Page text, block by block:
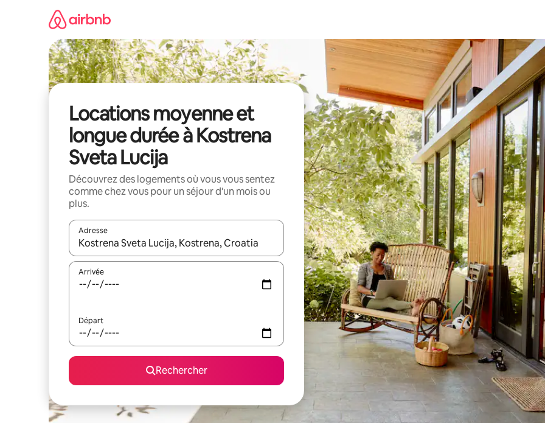
Locations moyenne et
longue durée à Kostrena
Sveta Lucija
Découvrez des logements où vous vous sentez
comme chez vous pour un séjour d'un mois ou
plus.
Adresse
Lorsque les résultats s'affichent, utilisez les flèches vers le haut et vers le bas pour les parcourir ou en appuyant et en
Arrivée
Départ
Rechercher